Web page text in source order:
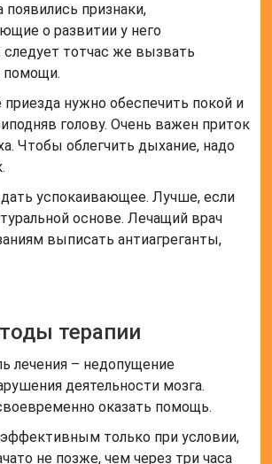
появились признаки,
о развитии у него
следует тотчас же вызвать
помощи.
нужно обеспечить покой и
голову. Очень важен приток
Чтобы облегчить дыхание, надо
успокаивающее. Лучше, если
основе. Лечащий врач
выписать антиагреганты,
терапии
лечения – недопущение
деятельности мозга.
оказать помощь.
только при условии,
не позже, чем через три часа